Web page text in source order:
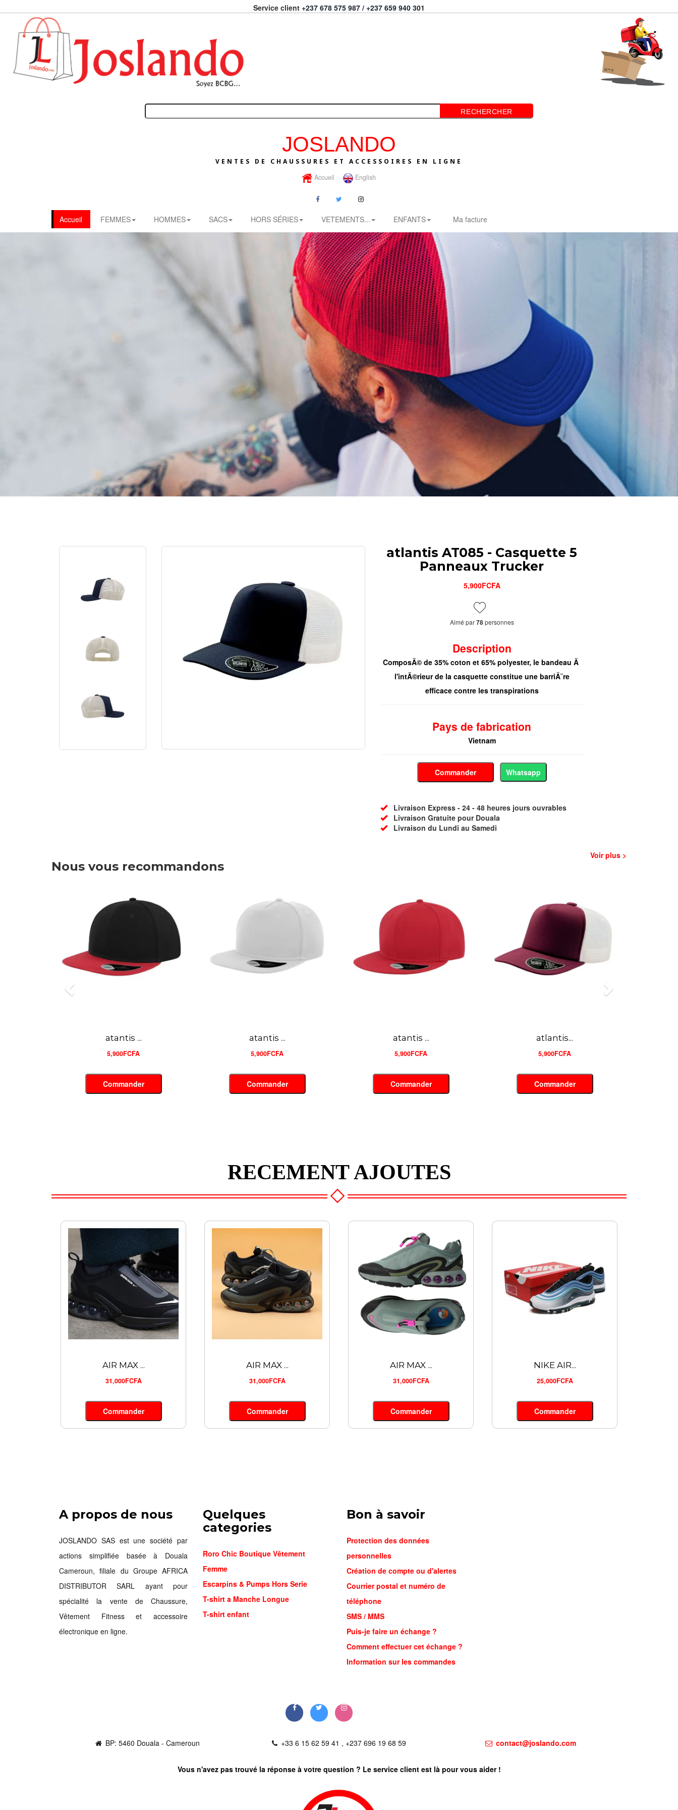
Service client +237 678 575 987 / +237 659 940 301
RECHERCHER
JOSLANDO
VENTES DE CHAUSSURES ET ACCESSOIRES EN LIGNE
Accueil English
Accueil FEMMES HOMMES SACS HORS SÉRIES VETEMENTS... ENFANTS Ma facture
atlantis AT085 - Casquette 5
Panneaux Trucker
5,900FCFA
Aimé par78personnes
Description
ComposÃ© de 35% coton et 65% polyester, le bandeau Ã
l'intÃ©rieur de la casquette constitue une barriÃ¨re
efficace contre les transpirations
Pays de fabrication
Vietnam
Commander Whatsapp
Livraison Express - 24 - 48 heures jours ouvrables
Livraison Gratuite pour Douala
Livraison du Lundi au Samedi
Voir plus >
Nous vous recommandons
atantis ...
5,900FCFA
Commander
atantis ...
5,900FCFA
Commander
atlantis...
5,900FCFA
Commander
atlantis...
5,900FCFA
Commander
RECEMENT AJOUTES
AIR MAX ...
31,000FCFA
Commander
AIR MAX ...
31,000FCFA
Commander
AIR MAX ...
31,000FCFA
Commander
NIKE AIR...
25,000FCFA
Commander
A propos de nous
JOSLANDO SAS est une société par
actions simplifiée basée à Douala
Cameroun, filiale du Groupe AFRICA
DISTRIBUTOR SARL ayant pour
spécialité la vente de Chaussure,
Vêtement Fitness et accessoire
électronique en ligne.
Quelques
categories
Roro Chic Boutique Vêtement
Femme
Escarpins & Pumps Hors Serie
T-shirt a Manche Longue
T-shirt enfant
Bon à savoir
Protection des données
personnelles
Création de compte ou d'alertes
Courrier postal et numéro de
téléphone
SMS / MMS
Puis-je faire un échange ?
Comment effectuer cet échange ?
Information sur les commandes
BP: 5460 Douala - Cameroun +33 6 15 62 59 41 , +237 696 19 68 59 contact@joslando.com
Vous n'avez pas trouvé la réponse à votre question ? Le service client est là pour vous aider !